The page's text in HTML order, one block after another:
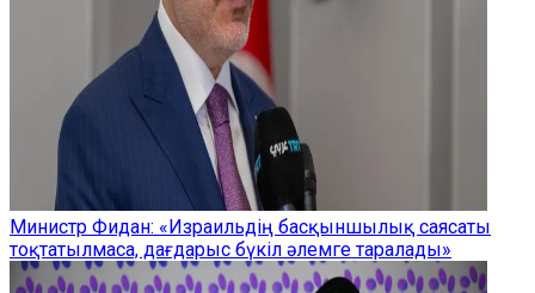
Министр Фидан: «Израильдің басқыншылық саясаты
тоқтатылмаса, дағдарыс бүкіл әлемге таралады»